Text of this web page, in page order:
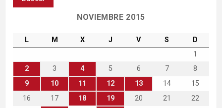
NOVIEMBRE 2015
L M X J V S
D
1
2
3 4 5 6 7
8
9
10 11 12 13 14
15
16
17 18 19 20 21
22